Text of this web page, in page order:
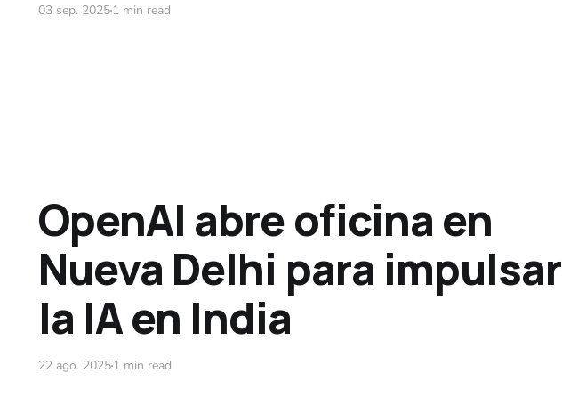
03 sep. 2025 1 min read
OpenAI abre oficina en
Nueva Delhi para impulsar
la IA en India
22 ago. 2025 1 min read